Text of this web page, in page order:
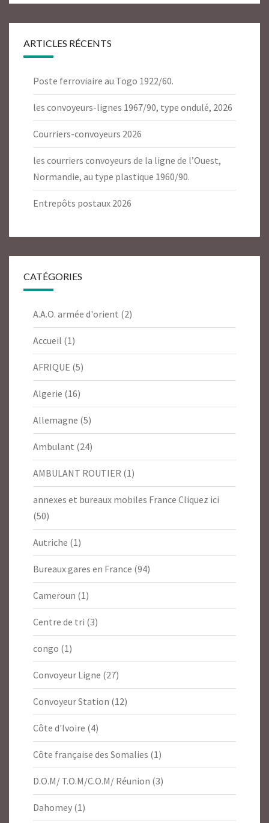
ARTICLES RÉCENTS
Poste ferroviaire au Togo 1922/60.
les convoyeurs-lignes 1967/90, type ondulé, 2026
Courriers-convoyeurs 2026
les courriers convoyeurs de la ligne de l’Ouest,
Normandie, au type plastique 1960/90.
Entrepôts postaux 2026
CATÉGORIES
A.A.O. armée d'orient (2)
Accueil (1)
AFRIQUE (5)
Algerie (16)
Allemagne (5)
Ambulant (24)
AMBULANT ROUTIER (1)
annexes et bureaux mobiles France Cliquez ici
(50)
Autriche (1)
Bureaux gares en France (94)
Cameroun (1)
Centre de tri (3)
congo (1)
Convoyeur Ligne (27)
Convoyeur Station (12)
Côte d'Ivoire (4)
Côte française des Somalies (1)
D.O.M/ T.O.M/C.O.M/ Réunion (3)
Dahomey (1)